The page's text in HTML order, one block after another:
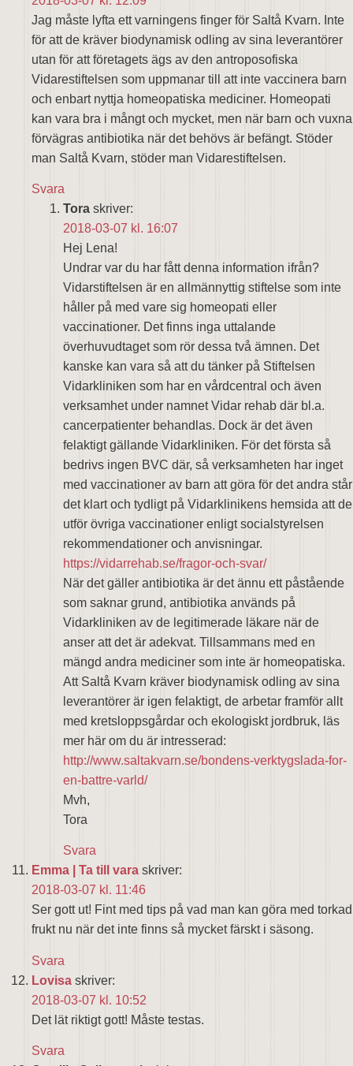
Jag måste lyfta ett varningens finger för Saltå Kvarn. Inte
för att de kräver biodynamisk odling av sina leverantörer
utan för att företagets ägs av den antroposofiska
Vidarestiftelsen som uppmanar till att inte vaccinera barn
och enbart nyttja homeopatiska mediciner. Homeopati
kan vara bra i mångt och mycket, men när barn och vuxna
förvägras antibiotika när det behövs är befängt. Stöder
man Saltå Kvarn, stöder man Vidarestiftelsen.
Svara
Tora skriver:
2018-03-07 kl. 16:07
Hej Lena!
Undrar var du har fått denna information ifrån?
Vidarstiftelsen är en allmännyttig stiftelse som inte
håller på med vare sig homeopati eller
vaccinationer. Det finns inga uttalande
överhuvudtaget som rör dessa två ämnen. Det
kanske kan vara så att du tänker på Stiftelsen
Vidarkliniken som har en vårdcentral och även
verksamhet under namnet Vidar rehab där bl.a.
cancerpatienter behandlas. Dock är det även
felaktigt gällande Vidarkliniken. För det första så
bedrivs ingen BVC där, så verksamheten har inget
med vaccinationer av barn att göra för det andra står
det klart och tydligt på Vidarklinikens hemsida att de
utför övriga vaccinationer enligt socialstyrelsen
rekommendationer och anvisningar.
https://vidarrehab.se/fragor-och-svar/
När det gäller antibiotika är det ännu ett påstående
som saknar grund, antibiotika används på
Vidarkliniken av de legitimerade läkare när de
anser att det är adekvat. Tillsammans med en
mängd andra mediciner som inte är homeopatiska.
Att Saltå Kvarn kräver biodynamisk odling av sina
leverantörer är igen felaktigt, de arbetar framför allt
med kretsloppsgårdar och ekologiskt jordbruk, läs
mer här om du är intresserad:
http://www.saltakvarn.se/bondens-verktygslada-for-
en-battre-varld/
Mvh,
Tora
Svara
Emma | Ta till vara skriver:
2018-03-07 kl. 11:46
Ser gott ut! Fint med tips på vad man kan göra med torkad
frukt nu när det inte finns så mycket färskt i säsong.
Svara
Lovisa skriver:
2018-03-07 kl. 10:52
Det lät riktigt gott! Måste testas.
Svara